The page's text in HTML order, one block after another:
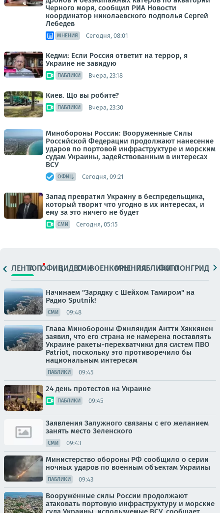
Черного моря, сообщил РИА Новости
координатор николаевского подполья Сергей
Лебедев
МНЕНИЯ Сегодня, 08:01
Кедми: Если Россия ответит на террор, я
Украине не завидую
ПАБЛИКИ Вчера, 23:18
Киев. Що вы робите?
ПАБЛИКИ Вчера, 23:30
Минобороны России: Вооруженные Силы
Российской Федерации продолжают нанесение
ударов по портовой инфраструктуре и морским
судам Украины, задействованным в интересах
ВСУ
ОФИЦ. Сегодня, 09:21
Запад превратил Украину в беспредельщика,
который творит что угодно в их интересах, и
ему за это ничего не будет
СМИ Сегодня, 05:15
ЛЕНТАТОПОФИЦ.ВИДЕОСМИВОЕНКОРЫМНЕНИЯПАБЛИКИ
ФОТОЛОНГРИДЫ
Начинаем "Зарядку с Шейхом Тамиром" на
Радио Sputnik!
СМИ 09:48
Глава Минобороны Финляндии Антти Хяккянен
заявил, что его страна не намерена поставлять
Украине ракеты-перехватчики для систем ПВО
Patriot, поскольку это противоречило бы
национальным интересам
ПАБЛИКИ 09:45
24 день протестов на Украине
ПАБЛИКИ 09:45
Заявления Залужного связаны с его желанием
занять место Зеленского
СМИ 09:43
Министерство обороны РФ сообщило о серии
ночных ударов по военным объектам Украины
ПАБЛИКИ 09:43
Вооружённые силы России продолжают
атаковать портовую инфраструктуру и морские